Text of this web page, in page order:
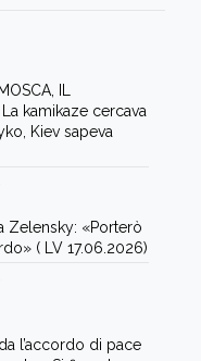
IL
La kamikaze cercava
Kiev sapeva
Zelensky: «Porterò
( LV 17.06.2026)
l’accordo di pace